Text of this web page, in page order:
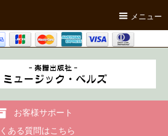
メニュー
お客様サポート
ある質問はこちら